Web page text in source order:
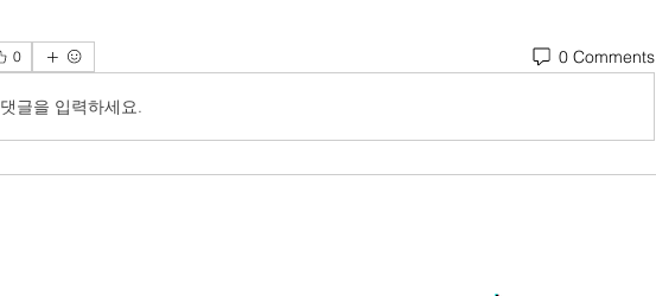
0 0 Comments
댓글을 입력하세요.